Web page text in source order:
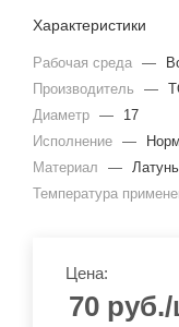
Характеристики
Рабочая среда —
Производитель
—
Диаметр —
17
Исполнение —
Материал
— Латунь
Температура
Цена:
70 руб.